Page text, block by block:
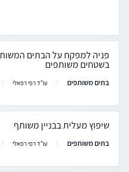
פניה למפקח על הבתים
בשטחים משותפים
בתים משותפים עו"ד רפי רפאלי
שיפוץ מעלית בבניין משותף
בתים משותפים עו"ד רפי רפאלי